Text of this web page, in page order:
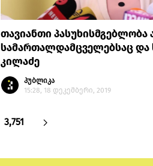
თავიანთი პასუხისმგებლობა
სამართალდამცველებსაც და
კილაძე
პუბლიკა
15:28, 18 დეკემბერი, 2019
3,751